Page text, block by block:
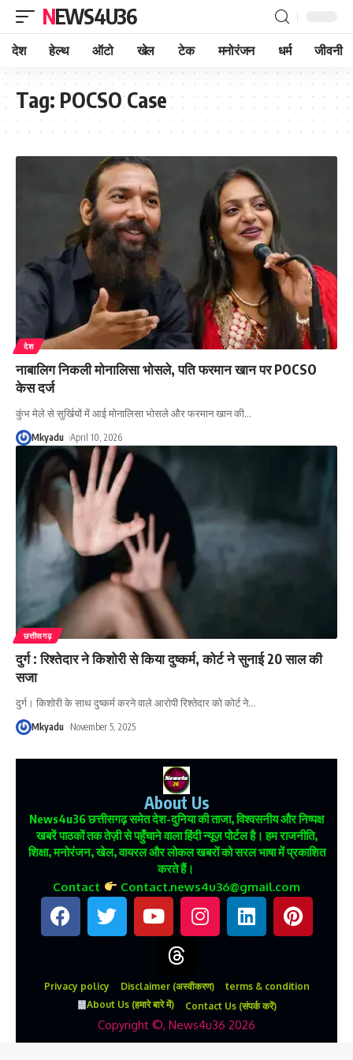
NEWS4U36
देश हेल्थ ऑटो खेल टेक मनोरंजन धर्म जीवनी
Tag: POCSO Case
देश
नाबालिग निकली मोनालिसा भोसले, पति फरमान खान पर POCSO
केस दर्ज
कुंभ मेले से सुर्खियों में आई मोनालिसा भोसले और फरमान खान की…
Mkyadu April 10, 2026
छत्तीसगढ़
दुर्ग : रिश्तेदार ने किशोरी से किया दुष्कर्म, कोर्ट ने सुनाई 20 साल की
सजा
दुर्ग। किशोरी के साथ दुष्कर्म करने वाले आरोपी रिश्तेदार को कोर्ट ने…
Mkyadu November 5, 2025
About Us
News4u36छत्तीसगढ़ समेत देश-दुनिया की ताजा, विश्वसनीय और निष्पक्ष
खबरें पाठकों तक तेज़ी से पहुँचाने वाला हिंदी न्यूज़ पोर्टल है। हम राजनीति,
शिक्षा, मनोरंजन, खेल, वायरल और लोकल खबरों को सरल भाषा में प्रकाशित
करते हैं।
Contact Contact.news4u36@gmail.com
Privacy policy Disclaimer (अस्वीकरण)
terms & condition
About Us (हमारे बारे में)
Contact Us (संपर्क करें)
Copyright ©, News4u36 2026